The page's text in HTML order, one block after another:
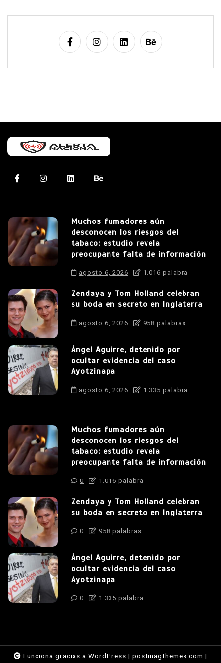
Muchos fumadores aún
desconocen los riesgos del
tabaco: estudio revela
preocupante falta de información
agosto 6, 2026 1.016 palabra
Zendaya y Tom Holland celebran
su boda en secreto en Inglaterra
agosto 6, 2026 958 palabras
Ángel Aguirre, detenido por
ocultar evidencia del caso
Ayotzinapa
agosto 6, 2026 1.335 palabra
Muchos fumadores aún
desconocen los riesgos del
tabaco: estudio revela
preocupante falta de información
0 1.016 palabra
Zendaya y Tom Holland celebran
su boda en secreto en Inglaterra
0 958 palabras
Ángel Aguirre, detenido por
ocultar evidencia del caso
Ayotzinapa
0 1.335 palabra
Funciona gracias a WordPress | postmagthemes.com |